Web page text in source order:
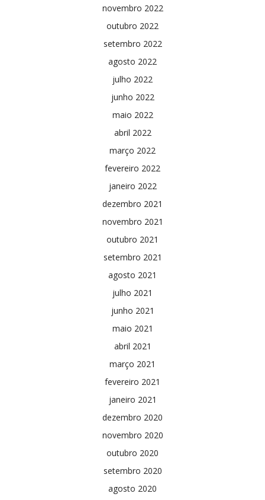
novembro 2022
outubro 2022
setembro 2022
agosto 2022
julho 2022
junho 2022
maio 2022
abril 2022
março 2022
fevereiro 2022
janeiro 2022
dezembro 2021
novembro 2021
outubro 2021
setembro 2021
agosto 2021
julho 2021
junho 2021
maio 2021
abril 2021
março 2021
fevereiro 2021
janeiro 2021
dezembro 2020
novembro 2020
outubro 2020
setembro 2020
agosto 2020